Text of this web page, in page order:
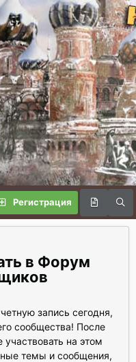
Регистрация
Форум
запись сегодня,
сообщества! После
на этом
темы и сообщения,